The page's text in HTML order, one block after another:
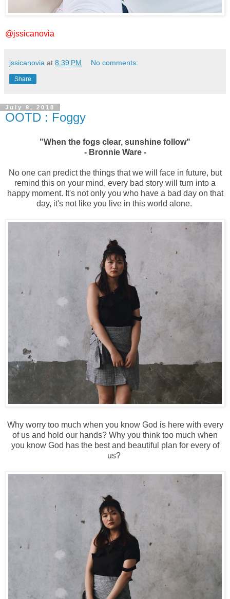
@jssicanovia
jssicanovia at 8:39 PM No comments:
Share
July 9, 2018
OOTD : Foggy
"When the fogs clear, sunshine follow"
- Bronnie Ware -
No one can predict the things that we will face in future, but
remind this on your mind, every bad story will turn into a
happy moment. It's not only you who have a bad day on that
day, it's not like you live in this world alone.
Why worry too much when you know God is here with every
of us and hold our hands? Why you think too much when
you know God has the best and beautiful plan for every of
us?